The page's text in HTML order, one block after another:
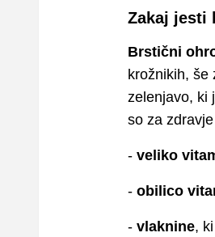
Zakaj jesti
Brstični
krožnikih, še
zelenjavo, ki
so za
- veliko
- obilico
- vlaknine,